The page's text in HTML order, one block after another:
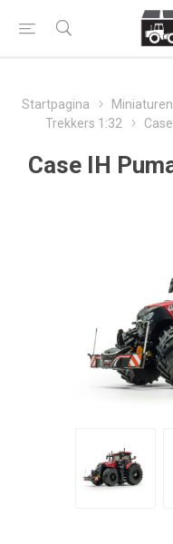
Startpagina Miniaturen
Trekkers 1:32
Case IH